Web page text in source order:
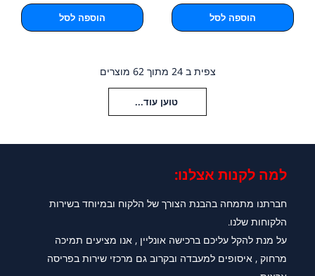
הוספה לסל הוספה לסל
צפית ב 24 מתוך 62 מוצרים
טוען עוד...
למה לקנות אצלנו:​
חברתנו מתמחה בהבנת הצורך של הלקוח ובמיוחד בשירות
הלקוחות שלנו.
על מנת להקל עליכם ברכישה אונליין , אנו מציעים תמיכה
מרחוק , איסופים למעבדה ובקרוב גם מרכזי שירות בפריסה